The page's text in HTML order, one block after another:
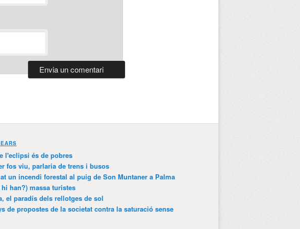
l'eclipsi és de pobres
fos viu, parlaria de trens i busos
un incendi forestal al puig de Son Muntaner a Palma
han?) massa turistes
el paradís dels rellotges de sol
de propostes de la societat contra la saturació sense